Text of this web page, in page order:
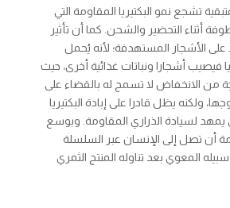
تشجع نمو البكتيريا المقاومة التي
أثناء التحضير والشحن. كما أن تأثير
على الأشجار المستهدفة؛ لأنه يُحمل
أشجارا ونباتات غذائية أخرى، حيث
من الانخفاض لا تسمح له بالقضاء على
ولكنه يظل قادرا على إبادة البكتيريا
يمهد لسيادة الذراري المقاومة. وبوسع
أن تصل إلى الإنسان عبر السلسلة
المعوي بعد تناوله المنتج الثمري